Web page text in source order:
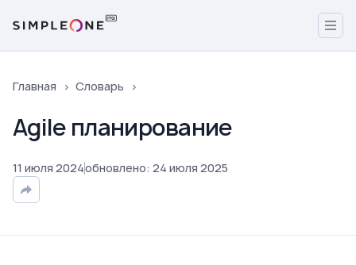
Главная Словарь
Agile планирование
11 июля 2024обновлено: 24 июля 2025